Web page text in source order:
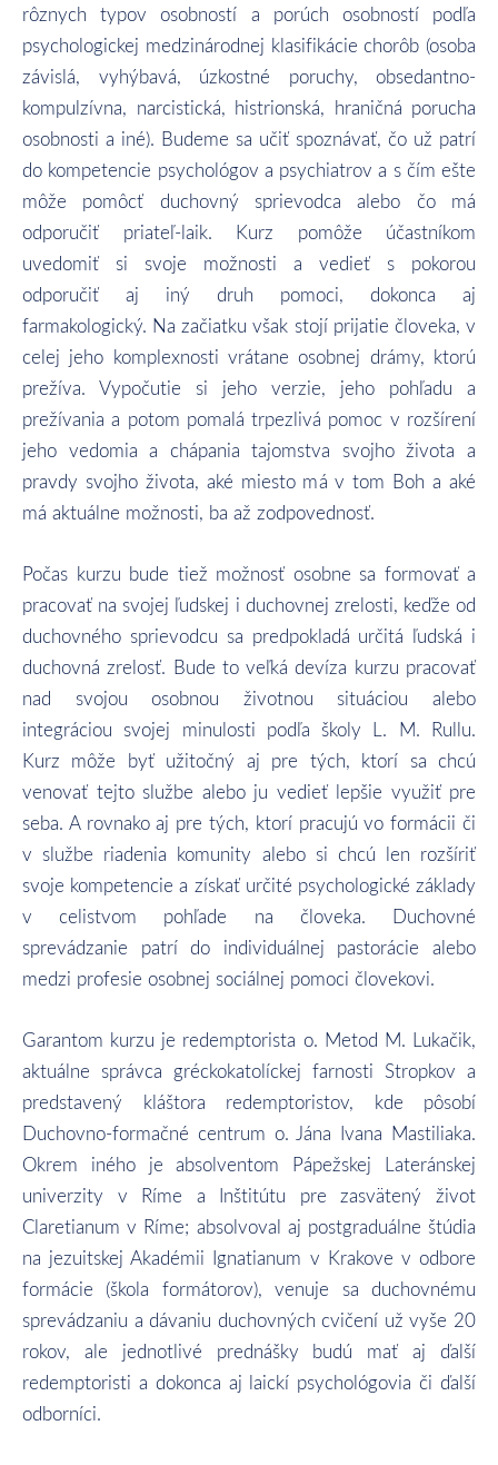
rôznych typov osobností a porúch osobností podľa
psychologickej medzinárodnej klasifikácie chorôb (osoba
závislá, vyhýbavá, úzkostné poruchy, obsedantno-
kompulzívna, narcistická, histrionská, hraničná porucha
osobnosti a iné). Budeme sa učiť spoznávať, čo už patrí
do kompetencie psychológov a psychiatrov a s čím ešte
môže pomôcť duchovný sprievodca alebo čo má
odporučiť priateľ-laik. Kurz pomôže účastníkom
uvedomiť si svoje možnosti a vedieť s pokorou
odporučiť aj iný druh pomoci, dokonca aj
farmakologický. Na začiatku však stojí prijatie človeka, v
celej jeho komplexnosti vrátane osobnej drámy, ktorú
prežíva. Vypočutie si jeho verzie, jeho pohľadu a
prežívania a potom pomalá trpezlivá pomoc v rozšírení
jeho vedomia a chápania tajomstva svojho života a
pravdy svojho života, aké miesto má v tom Boh a aké
má aktuálne možnosti, ba až zodpovednosť.
Počas kurzu bude tiež možnosť osobne sa formovať a
pracovať na svojej ľudskej i duchovnej zrelosti, keďže od
duchovného sprievodcu sa predpokladá určitá ľudská i
duchovná zrelosť. Bude to veľká devíza kurzu pracovať
nad svojou osobnou životnou situáciou alebo
integráciou svojej minulosti podľa školy L. M. Rullu.
Kurz môže byť užitočný aj pre tých, ktorí sa chcú
venovať tejto službe alebo ju vedieť lepšie využiť pre
seba. A rovnako aj pre tých, ktorí pracujú vo formácii či
v službe riadenia komunity alebo si chcú len rozšíriť
svoje kompetencie a získať určité psychologické základy
v celistvom pohľade na človeka. Duchovné
sprevádzanie patrí do individuálnej pastorácie alebo
medzi profesie osobnej sociálnej pomoci človekovi.
Garantom kurzu je redemptorista o. Metod M. Lukačik,
aktuálne správca gréckokatolíckej farnosti Stropkov a
predstavený kláštora redemptoristov, kde pôsobí
Duchovno-formačné centrum o. Jána Ivana Mastiliaka.
Okrem iného je absolventom Pápežskej Lateránskej
univerzity v Ríme a Inštitútu pre zasvätený život
Claretianum v Ríme; absolvoval aj postgraduálne štúdia
na jezuitskej Akadémii Ignatianum v Krakove v odbore
formácie (škola formátorov), venuje sa duchovnému
sprevádzaniu a dávaniu duchovných cvičení už vyše 20
rokov, ale jednotlivé prednášky budú mať aj ďalší
redemptoristi a dokonca aj laickí psychológovia či ďalší
odborníci.